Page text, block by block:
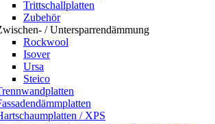
Trittschallplatten
Zubehör
/ Untersparrendämmung
Rockwool
Isover
Ursa
Steico
/ XPS